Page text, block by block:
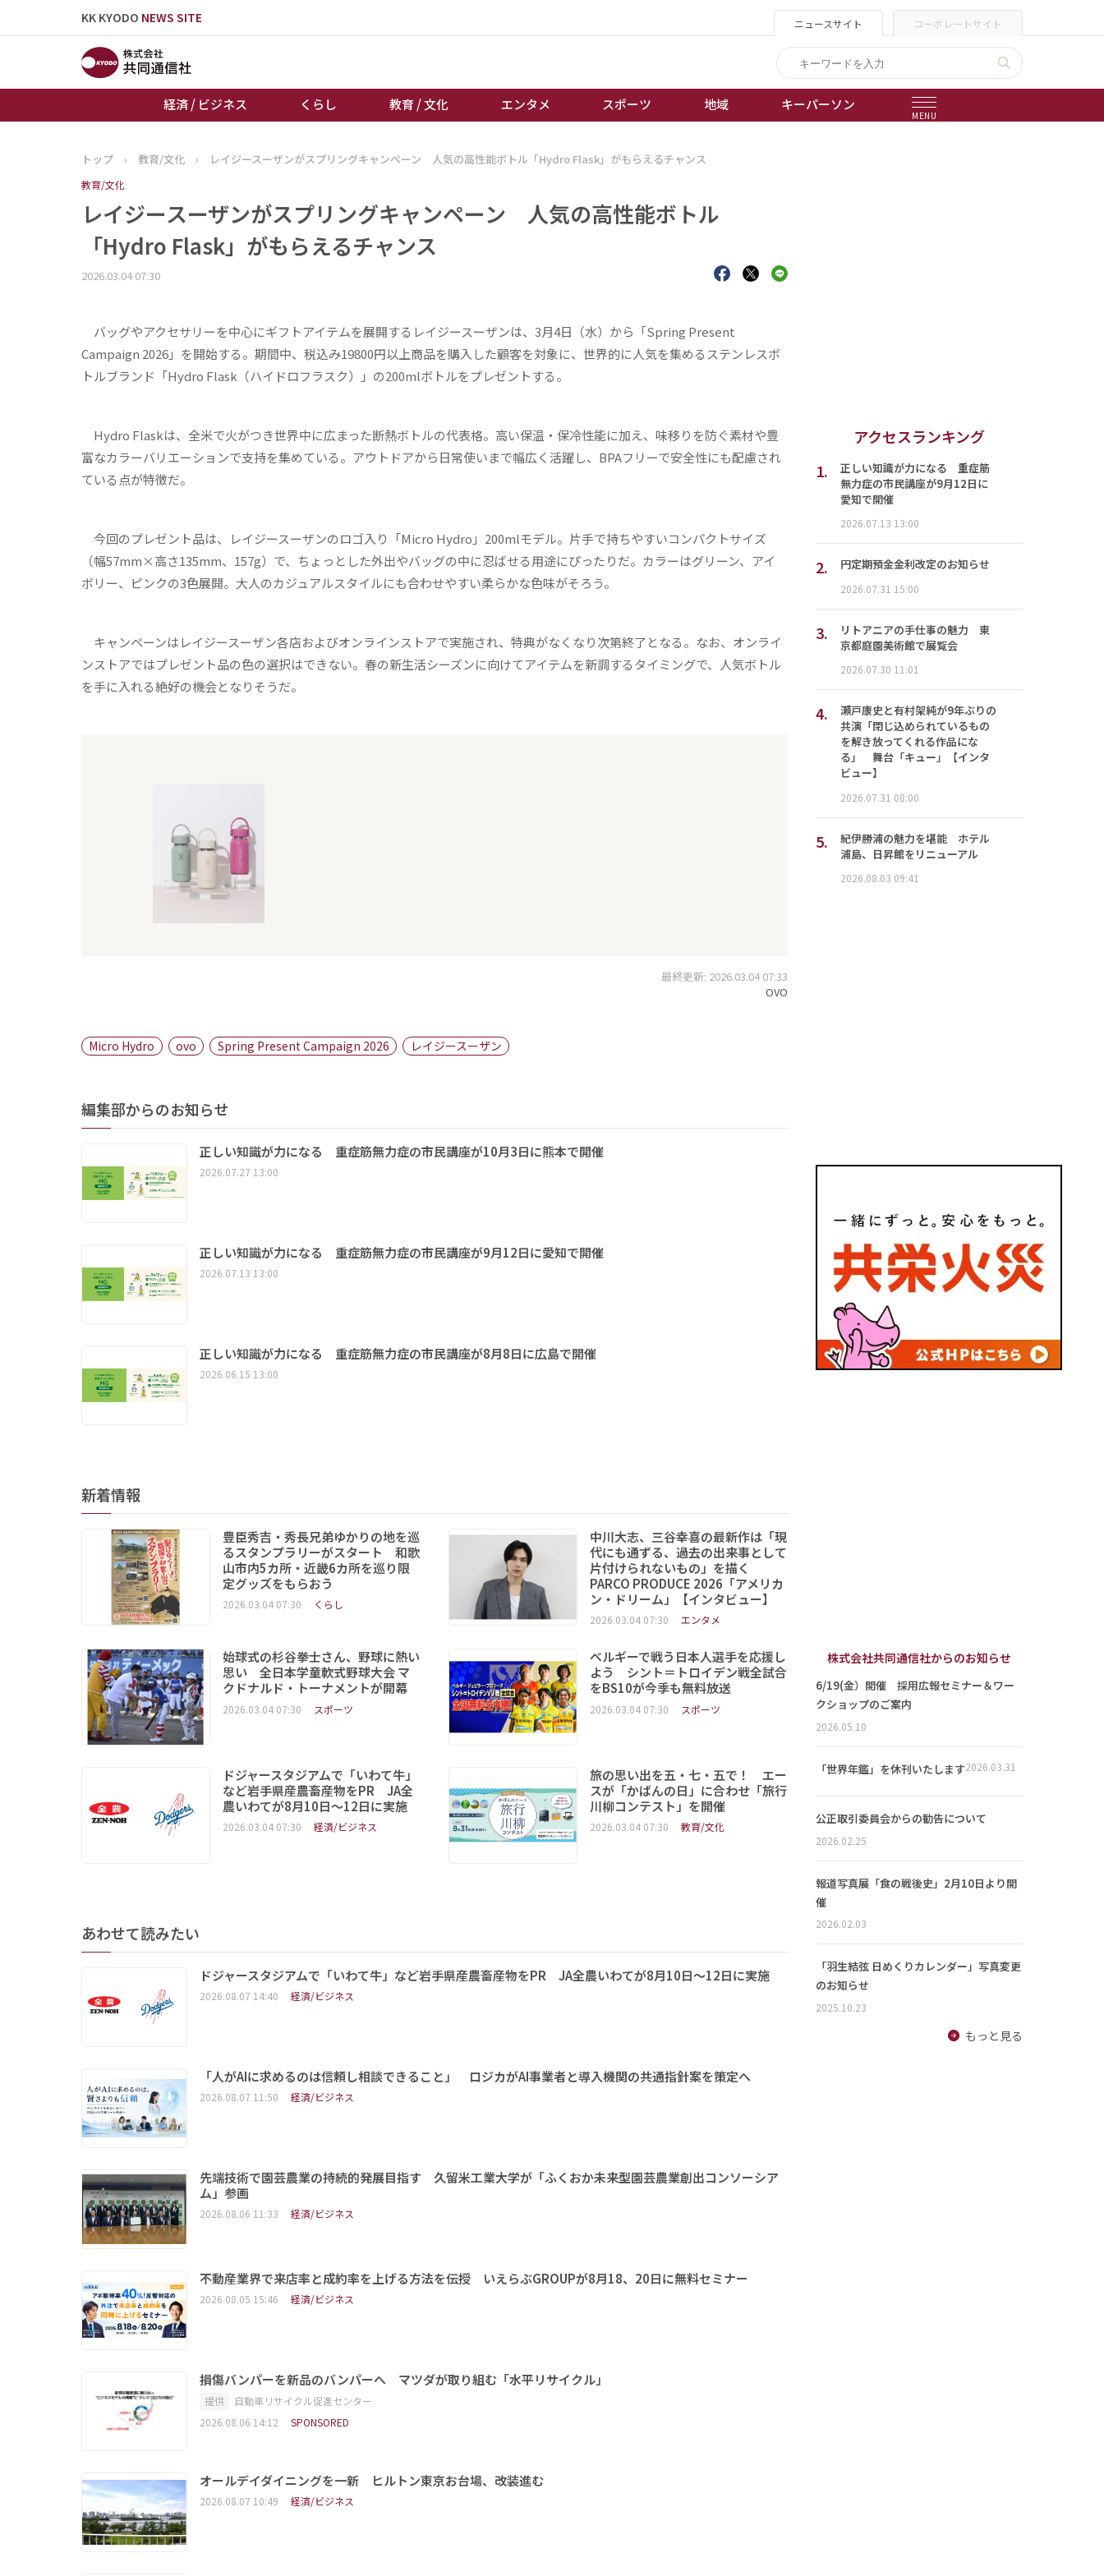
KK KYODO NEWS SITE ニュースサイト コーポレートサイト
経済 / ビジネス くらし 教育 / 文化 エンタメ スポーツ 地域 キーパーソン
MENU
トップページ
経済 / ビジネス
教育 / 文化
エンタメ
誰もが輝いて働く社会へ
オートレース
トップ › 教育/文化 › レイジースーザンがスプリングキャンペーン 人気の高性能ボトル「Hydro Flask」がもらえるチャンス
教育/文化
レイジースーザンがスプリングキャンペーン 人気の高性能ボトル
「Hydro Flask」がもらえるチャンス
2026.03.04 07:30
バッグやアクセサリーを中心にギフトアイテムを展開するレイジースーザンは、3月4日（水）から「Spring Present
Campaign 2026」を開始する。期間中、税込み19800円以上商品を購入した顧客を対象に、世界的に人気を集めるステンレスボ
トルブランド「Hydro Flask（ハイドロフラスク）」の200mlボトルをプレゼントする。
Hydro Flaskは、全米で火がつき世界中に広まった断熱ボトルの代表格。高い保温・保冷性能に加え、味移りを防ぐ素材や豊
富なカラーバリエーションで支持を集めている。アウトドアから日常使いまで幅広く活躍し、BPAフリーで安全性にも配慮され
ている点が特徴だ。
今回のプレゼント品は、レイジースーザンのロゴ入り「Micro Hydro」200mlモデル。片手で持ちやすいコンパクトサイズ
（幅57mm×高さ135mm、157g）で、ちょっとした外出やバッグの中に忍ばせる用途にぴったりだ。カラーはグリーン、アイ
ボリー、ピンクの3色展開。大人のカジュアルスタイルにも合わせやすい柔らかな色味がそろう。
キャンペーンはレイジースーザン各店およびオンラインストアで実施され、特典がなくなり次第終了となる。なお、オンライ
ンストアではプレゼント品の色の選択はできない。春の新生活シーズンに向けてアイテムを新調するタイミングで、人気ボトル
を手に入れる絶好の機会となりそうだ。
最終更新: 2026.03.04 07:33
OVO
Micro Hydro ovo Spring Present Campaign 2026 レイジースーザン
編集部からのお知らせ
正しい知識が力になる 重症筋無力症の市民講座が10月3日に熊本で開催
2026.07.27 13:00
正しい知識が力になる 重症筋無力症の市民講座が9月12日に愛知で開催
2026.07.13 13:00
正しい知識が力になる 重症筋無力症の市民講座が8月8日に広島で開催
2026.06.15 13:00
新着情報
豊臣秀吉・秀長兄弟ゆかりの地を巡
るスタンプラリーがスタート 和歌
山市内5カ所・近畿6カ所を巡り限
定グッズをもらおう
2026.03.04 07:30 くらし
中川大志、三谷幸喜の最新作は「現
代にも通ずる、過去の出来事として
片付けられないもの」を描く
PARCO PRODUCE 2026「アメリカ
ン・ドリーム」【インタビュー】
2026.03.04 07:30 エンタメ
始球式の杉谷拳士さん、野球に熱い
思い 全日本学童軟式野球大会 マ
クドナルド・トーナメントが開幕
2026.03.04 07:30 スポーツ
ベルギーで戦う日本人選手を応援し
よう シント＝トロイデン戦全試合
をBS10が今季も無料放送
2026.03.04 07:30 スポーツ
ドジャースタジアムで「いわて牛」
など岩手県産農畜産物をPR JA全
農いわてが8月10日～12日に実施
2026.03.04 07:30 経済/ビジネス
旅の思い出を五・七・五で！ エー
スが「かばんの日」に合わせ「旅行
川柳コンテスト」を開催
2026.03.04 07:30 教育/文化
あわせて読みたい
ドジャースタジアムで「いわて牛」など岩手県産農畜産物をPR JA全農いわてが8月10日～12日に実施
2026.08.07 14:40 経済/ビジネス
「人がAIに求めるのは信頼し相談できること」 ロジカがAI事業者と導入機関の共通指針案を策定へ
2026.08.07 11:50 経済/ビジネス
先端技術で園芸農業の持続的発展目指す 久留米工業大学が「ふくおか未来型園芸農業創出コンソーシア
ム」参画
2026.08.06 11:33 経済/ビジネス
不動産業界で来店率と成約率を上げる方法を伝授 いえらぶGROUPが8月18、20日に無料セミナー
2026.08.05 15:46 経済/ビジネス
損傷バンパーを新品のバンパーへ マツダが取り組む「水平リサイクル」
提供
自動車リサイクル促進センター
2026.08.06 14:12
SPONSORED
オールデイダイニングを一新 ヒルトン東京お台場、改装進む
2026.08.07 10:49 経済/ビジネス
アクセスランキング
1.
正しい知識が力になる 重症筋
無力症の市民講座が9月12日に
愛知で開催
2026.07.13 13:00
2. 円定期預金金利改定のお知らせ
2026.07.31 15:00
3.
リトアニアの手仕事の魅力 東
京都庭園美術館で展覧会
2026.07.30 11:01
4.
瀬戸康史と有村架純が9年ぶりの
共演「閉じ込められているもの
を解き放ってくれる作品にな
る」 舞台「キュー」【インタ
ビュー】
2026.07.31 08:00
5.
紀伊勝浦の魅力を堪能 ホテル
浦島、日昇館をリニューアル
2026.08.03 09:41
株式会社共同通信社からのお知らせ
6/19(金）開催 採用広報セミナー＆ワー
クショップのご案内
2026.05.10
「世界年鑑」を休刊いたします2026.03.31
公正取引委員会からの勧告について
2026.02.25
報道写真展「食の戦後史」2月10日より開
催
2026.02.03
「羽生結弦 日めくりカレンダー」写真変更
のお知らせ
2025.10.23
もっと見る